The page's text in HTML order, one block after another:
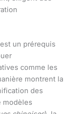
un prérequis
comme les
montrent la
des
modèles